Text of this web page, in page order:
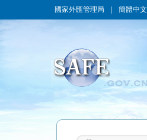
國家外匯管理局 簡體中文